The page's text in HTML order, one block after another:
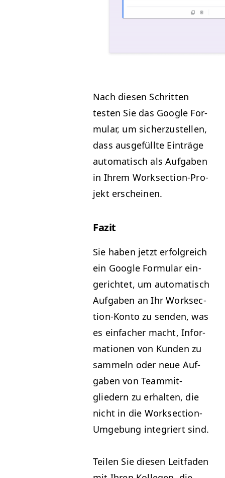
Nach diesen Schrit­ten
testen Sie das Google For­
mu­lar, um sicherzustellen,
dass aus­ge­füllte Ein­träge
automa­tisch als Auf­gaben
in Ihrem Work­sec­tion-Pro­
jekt erscheinen.
Faz­it
Sie haben jet­zt erfol­gre­ich
ein Google For­mu­lar ein­
gerichtet, um automa­tisch
Auf­gaben an Ihr Work­sec­
tion-Kon­to zu senden, was
es ein­fach­er macht, Infor­
ma­tio­nen von Kun­den zu
sam­meln oder neue Auf­
gaben von Team­mit­
gliedern zu erhal­ten, die
nicht in die Work­sec­tion-
Umge­bung inte­gri­ert sind.
Teilen Sie diesen Leit­faden